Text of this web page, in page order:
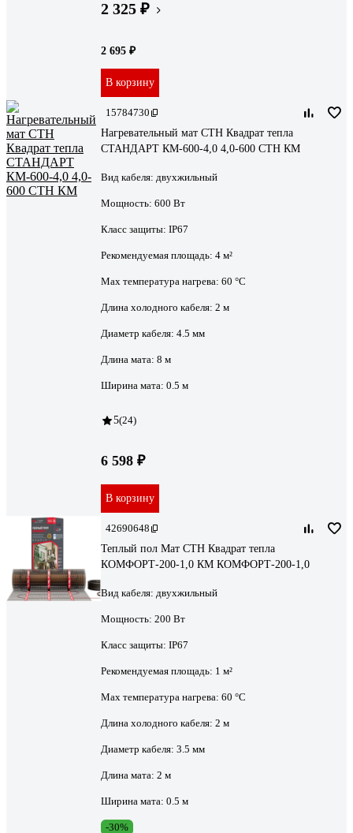
2 325 ₽
2 695 ₽
В корзину
15784730
Нагревательный мат СТН Квадрат тепла
СТАНДАРТ КМ-600-4,0 4,0-600 СТН КМ
Вид кабеля: двухжильный
Мощность: 600 Вт
Класс защиты: IP67
Рекомендуемая площадь: 4 м²
Max температура нагрева: 60 °С
Длина холодного кабеля: 2 м
Диаметр кабеля: 4.5 мм
Длина мата: 8 м
Ширина мата: 0.5 м
5(24)
6 598 ₽
В корзину
42690648
Теплый пол Мат СТН Квадрат тепла
КОМФОРТ-200-1,0 КМ КОМФОРТ-200-1,0
Вид кабеля: двухжильный
Мощность: 200 Вт
Класс защиты: IP67
Рекомендуемая площадь: 1 м²
Max температура нагрева: 60 °С
Длина холодного кабеля: 2 м
Диаметр кабеля: 3.5 мм
Длина мата: 2 м
Ширина мата: 0.5 м
-30%